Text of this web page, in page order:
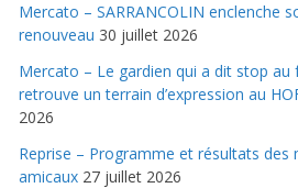
Mercato – SARRANCOLIN enclenche
renouveau 30 juillet 2026
Mercato – Le gardien qui a dit stop au
retrouve un terrain d’expression au
2026
Reprise – Programme et résultats des
amicaux 27 juillet 2026